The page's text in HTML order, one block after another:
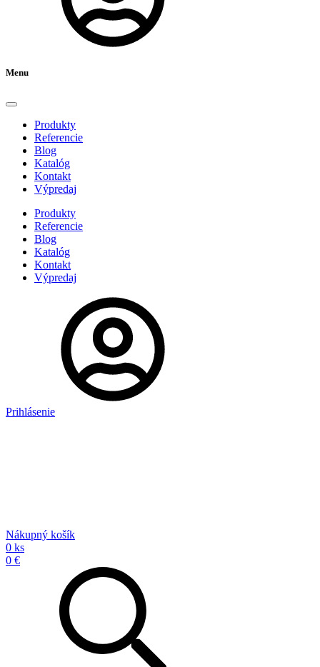
Menu
Produkty
Referencie
Blog
Katalóg
Kontakt
Výpredaj
Produkty
Referencie
Blog
Katalóg
Kontakt
Výpredaj
Prihlásenie
Nákupný košík
0 ks
0 €